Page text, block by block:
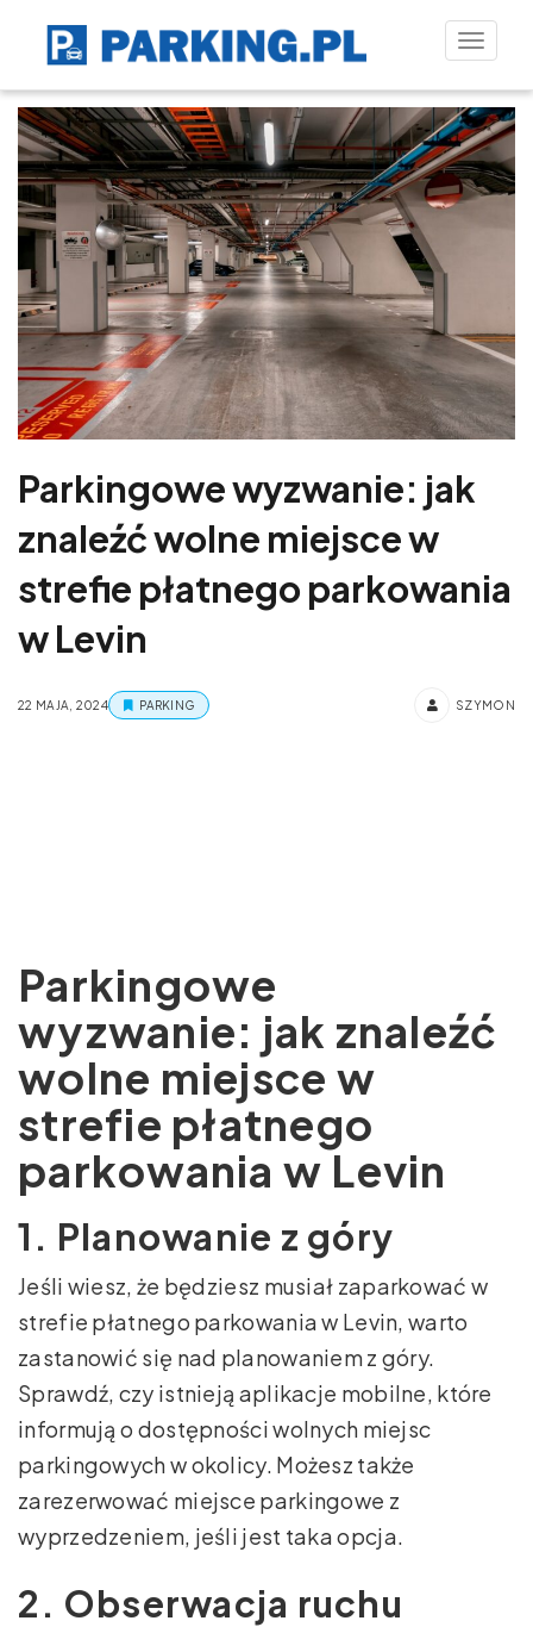
Toggle
Parkingowe wyzwanie: jak
znaleźć wolne miejsce w
strefie płatnego parkowania
w Levin
22 MAJA, 2024 PARKING SZYMON
Parkingowe
wyzwanie: jak znaleźć
wolne miejsce w
strefie płatnego
parkowania w Levin
1. Planowanie z góry
Jeśli wiesz, że będziesz musiał zaparkować w
strefie płatnego parkowania w Levin, warto
zastanowić się nad planowaniem z góry.
Sprawdź, czy istnieją aplikacje mobilne, które
informują o dostępności wolnych miejsc
parkingowych w okolicy. Możesz także
zarezerwować miejsce parkingowe z
wyprzedzeniem, jeśli jest taka opcja.
2. Obserwacja ruchu